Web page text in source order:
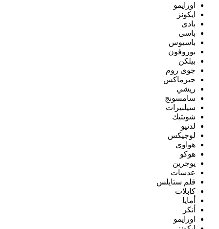
اورايمو
ايكونز
بادى
باسى
باسيوس
بوروفون
بيلكن
جوى روم
جيرماكس
ريشي
سامسونج
سيلبيرات
شويتيك
لدنيو
لوجيكس
هواوى
هوكو
يوجرين
عدسات
قلم ستايلس
كابلات
أمايا
أنكر
اورايمو